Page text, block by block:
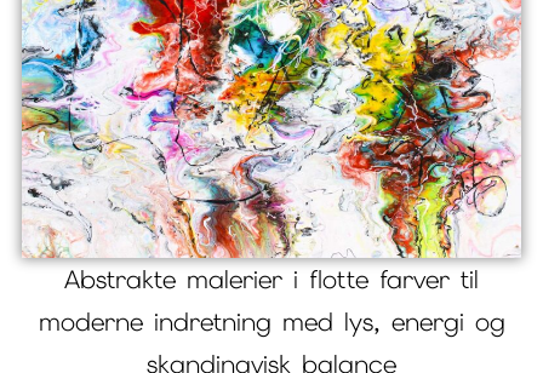
Abstrakte malerier i flotte farver til
moderne indretning med lys, energi og
skandinavisk balance